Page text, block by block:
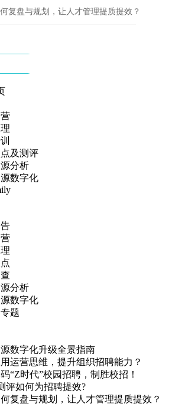
复盘与规划，让人才管理提质提效？
及测评
分析
数字化
分析
数字化
题
数字化升级全景指南
运营思维，提升组织招聘能力？
“Z时代”校园招聘，制胜校招！
评如何为招聘提效?
复盘与规划，让人才管理提质提效？